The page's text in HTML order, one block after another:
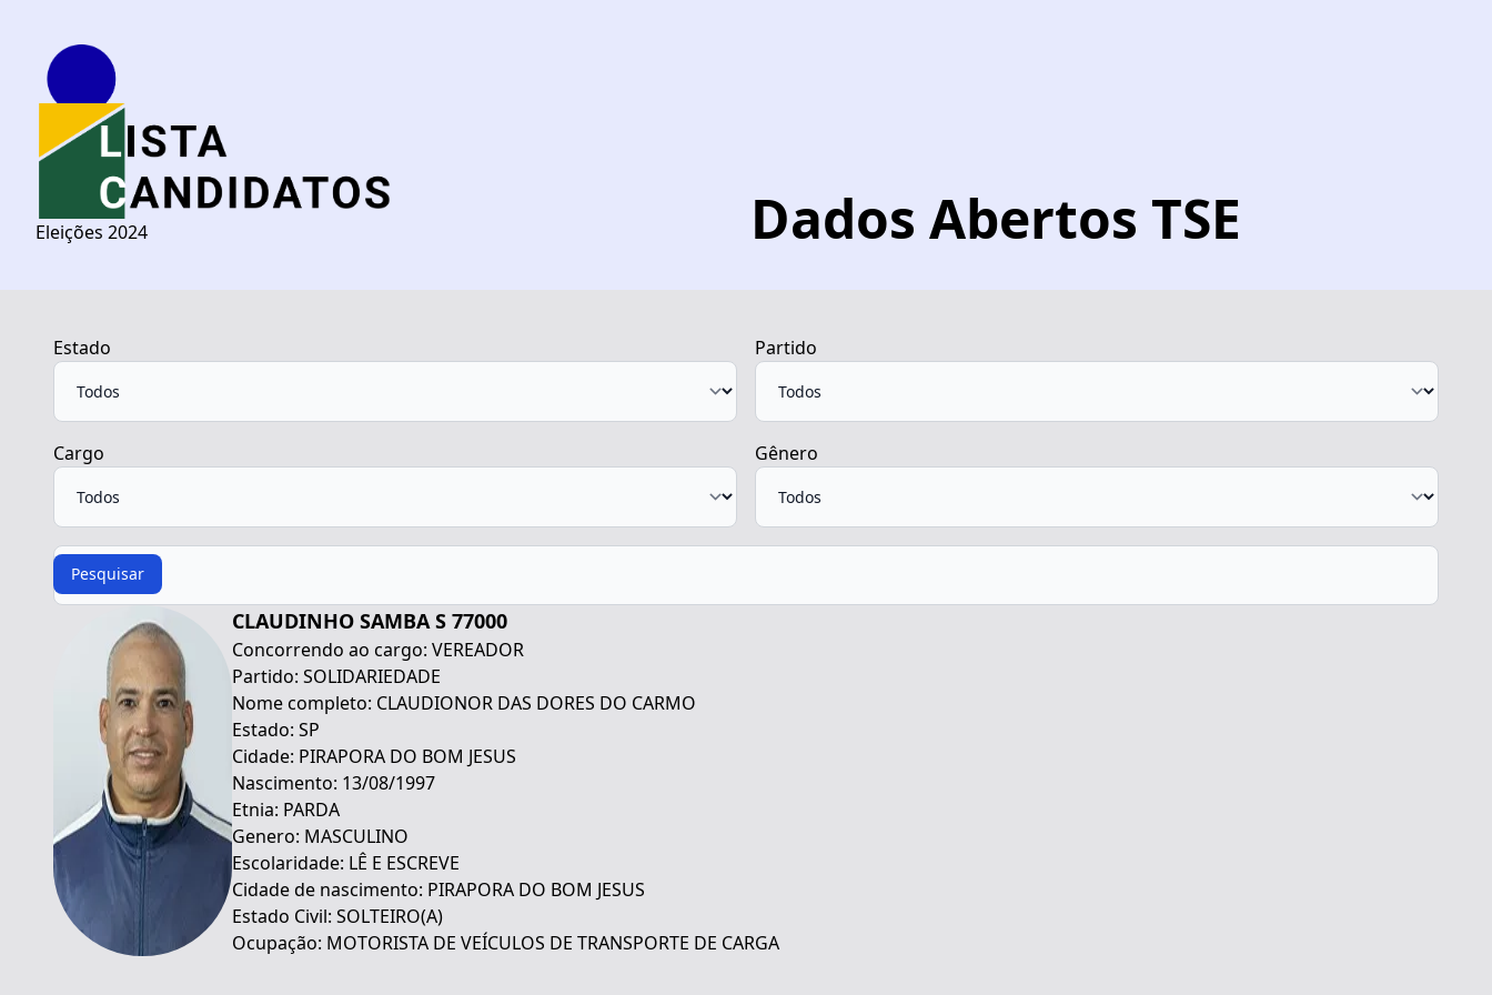
Eleições 2024 Dados Abertos TSE
Estado Partido
Cargo Gênero
Procurar
Pesquisar
CLAUDINHO SAMBA S 77000
Concorrendo ao cargo: VEREADOR
Partido: SOLIDARIEDADE
Nome completo: CLAUDIONOR DAS DORES DO CARMO
Estado: SP
Cidade: PIRAPORA DO BOM JESUS
Nascimento: 13/08/1997
Etnia: PARDA
Genero: MASCULINO
Escolaridade: LÊ E ESCREVE
Cidade de nascimento: PIRAPORA DO BOM JESUS
Estado Civil: SOLTEIRO(A)
Ocupação: MOTORISTA DE VEÍCULOS DE TRANSPORTE DE CARGA